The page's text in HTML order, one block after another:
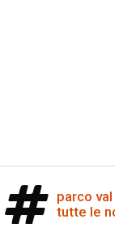
parco val
tutte le